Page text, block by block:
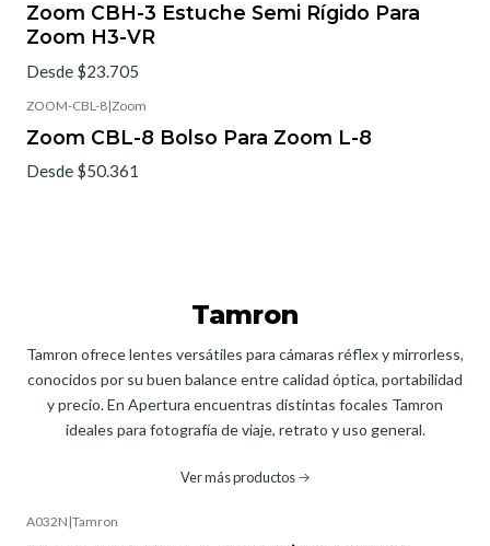
Zoom CBH-3 Estuche Semi Rígido Para
Zoom H3-VR
Desde $23.705
ZOOM-CBL-8|Zoom
Zoom CBL-8 Bolso Para Zoom L-8
Desde $50.361
Tamron
Tamron ofrece lentes versátiles para cámaras réflex y mirrorless,
conocidos por su buen balance entre calidad óptica, portabilidad
y precio. En Apertura encuentras distintas focales Tamron
ideales para fotografía de viaje, retrato y uso general.
Ver más productos
A032N |Tamron